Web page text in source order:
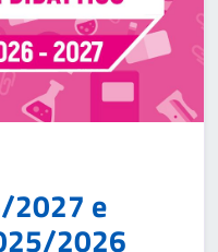
2027 e
2026